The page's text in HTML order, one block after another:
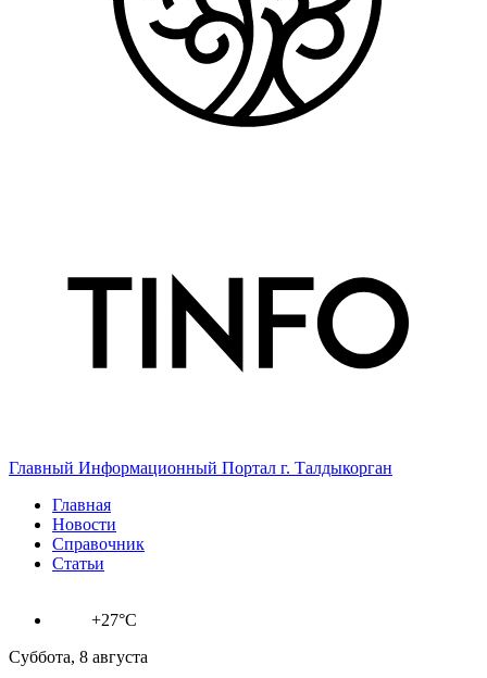
Главный Информационный Портал г. Талдыкорган
Главная
Новости
Справочник
Статьи
+27°C
Суббота, 8 августа